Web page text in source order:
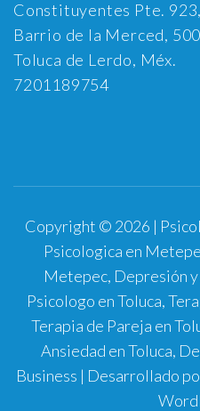
Constituyentes Pte. 923,
Barrio de la Merced,
Toluca de Lerdo, Méx.
7201189754
Copyright © 2026 |
Psicologica en
Metepec, Depresión
Psicologo en Toluca,
Terapia de Pareja en
Ansiedad en Toluca,
Business | Desarrollado